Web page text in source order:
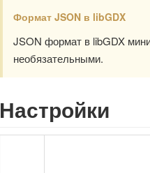
Формат JSON в libGDX
JSON формат в libGDX
необязательными.
Настройки